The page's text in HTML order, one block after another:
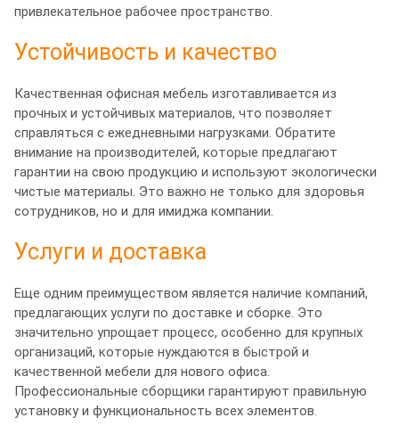
привлекательное рабочее пространство.
Устойчивость и качество
Качественная офисная мебель изготавливается из
прочных и устойчивых материалов, что позволяет
справляться с ежедневными нагрузками. Обратите
внимание на производителей, которые предлагают
гарантии на свою продукцию и используют экологически
чистые материалы. Это важно не только для здоровья
сотрудников, но и для имиджа компании.
Услуги и доставка
Еще одним преимуществом является наличие компаний,
предлагающих услуги по доставке и сборке. Это
значительно упрощает процесс, особенно для крупных
организаций, которые нуждаются в быстрой и
качественной мебели для нового офиса.
Профессиональные сборщики гарантируют правильную
установку и функциональность всех элементов.